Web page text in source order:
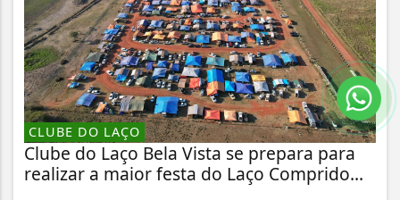
CLUBE DO LAÇO
Clube do Laço Bela Vista se prepara para
realizar a maior festa do Laço Comprido...